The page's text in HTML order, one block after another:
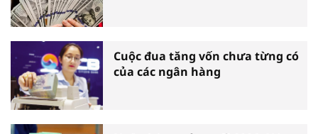
Cuộc đua tăng vốn chưa từng có
của các ngân hàng